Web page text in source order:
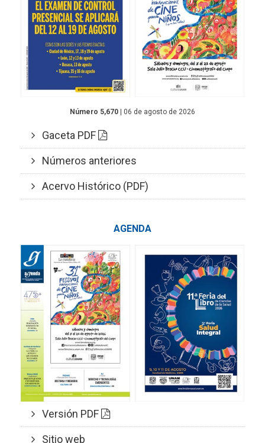
Número 5,670 | 06 de agosto de 2026
Gaceta PDF
Números anteriores
Acervo Histórico (PDF)
AGENDA
Versión PDF
Sitio web